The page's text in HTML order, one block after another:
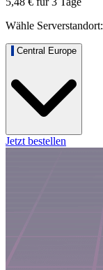
Wähle Serverstandort:
Central Europe
Jetzt bestellen